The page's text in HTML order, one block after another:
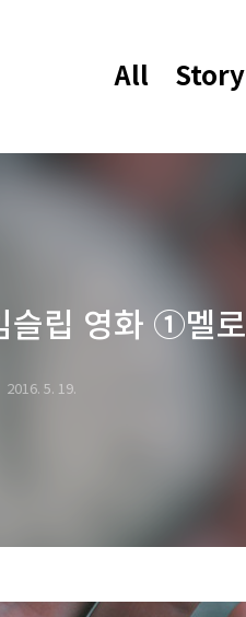
All Story
슬립 영화 ①멜
2016. 5. 19.